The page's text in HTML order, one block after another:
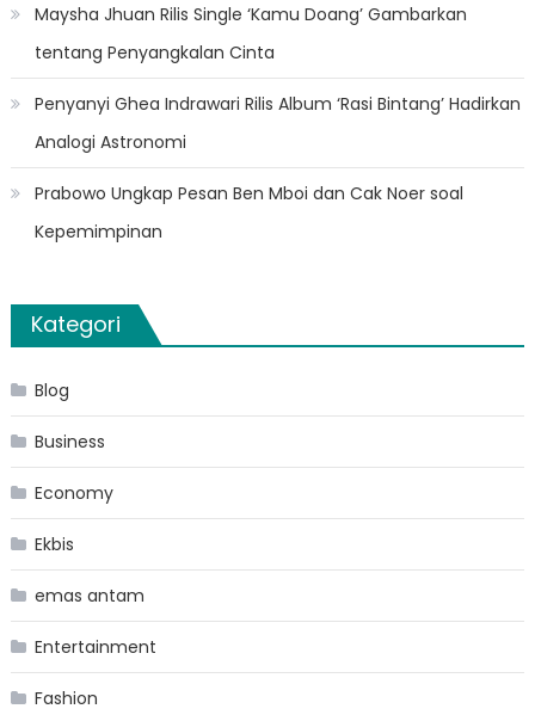
Maysha Jhuan Rilis Single ‘Kamu Doang’ Gambarkan
tentang Penyangkalan Cinta
Penyanyi Ghea Indrawari Rilis Album ‘Rasi Bintang’ Hadirkan
Analogi Astronomi
Prabowo Ungkap Pesan Ben Mboi dan Cak Noer soal
Kepemimpinan
Kategori
Blog
Business
Economy
Ekbis
emas antam
Entertainment
Fashion